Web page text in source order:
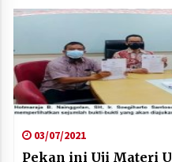
03/07/2021
Pekan ini Uji Materi